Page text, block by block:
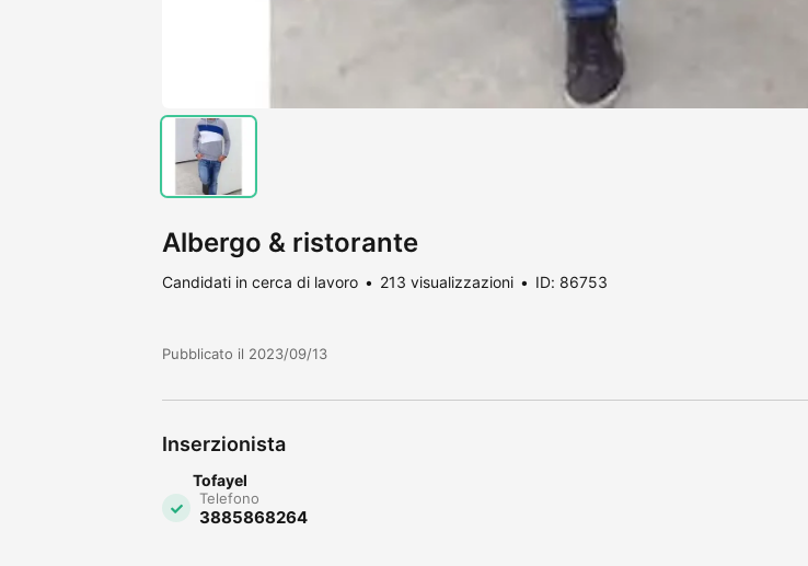
Albergo & ristorante
Candidati in cerca di lavoro 213 visualizzazioni ID: 86753
Pubblicato il 2023/09/13
Inserzionista
Tofayel
Telefono
3885868264